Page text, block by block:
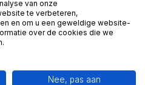
van onze
te verbeteren,
en om u een geweldige website-
over de cookies die we
Nee, pas aan